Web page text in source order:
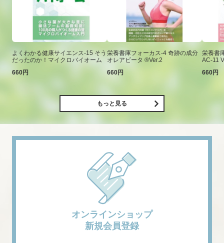
よくわかる健康サイエンス-15 そう
だったのか！マイクロバイオーム
660円
栄養書庫フォーカス-4 奇跡の成分
オレアビータ ®Ver.2
660円
栄養書
AC-11
660円
もっと見る
オンラインショップ
新規会員登録